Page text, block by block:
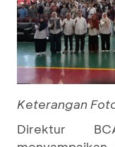
Keterangan
Direktur